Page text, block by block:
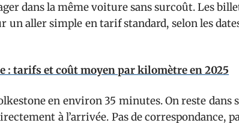
dans la même voiture sans surcoût. Les
un aller simple en tarif standard, selon les
: tarifs et coût moyen par kilomètre en 2025
en environ 35 minutes. On reste dans
à l’arrivée. Pas de correspondance,